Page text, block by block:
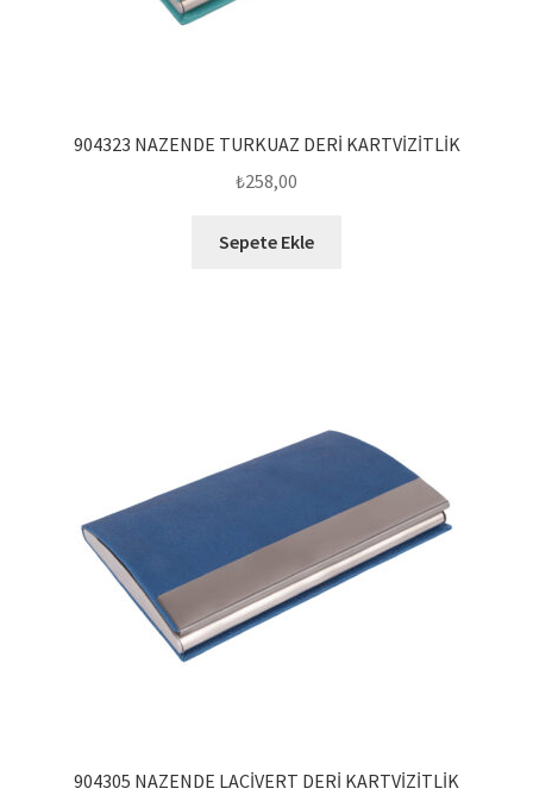
904323 NAZENDE TURKUAZ DERİ KARTVİZİTLİK
₺258,00
Sepete Ekle
904305 NAZENDE LACİVERT DERİ KARTVİZİTLİK